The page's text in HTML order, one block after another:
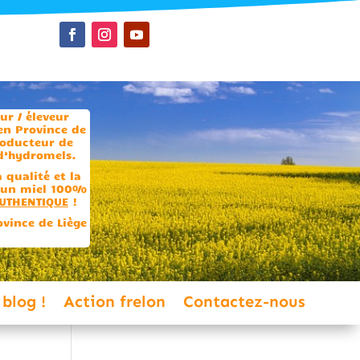
/ éleveur
Province de
de
qualité et la
miel 100%
!
de Liège
! Action frelon Contactez-nous